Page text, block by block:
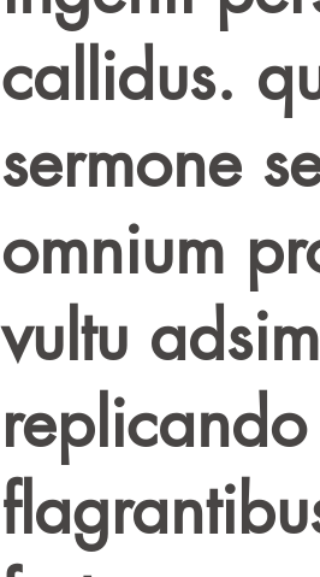
callidus.
sermone
omnium
vultu